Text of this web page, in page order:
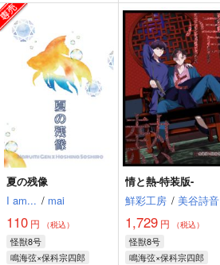
夏の残像
I am... / mai
110 円 （税込）
怪獣8号
鳴海弦×保科宗四郎
情と熱-特装版-
鮮彩工房 / 美谷詩音
1,729 円 （税込）
怪獣8号
鳴海弦×保科宗四郎